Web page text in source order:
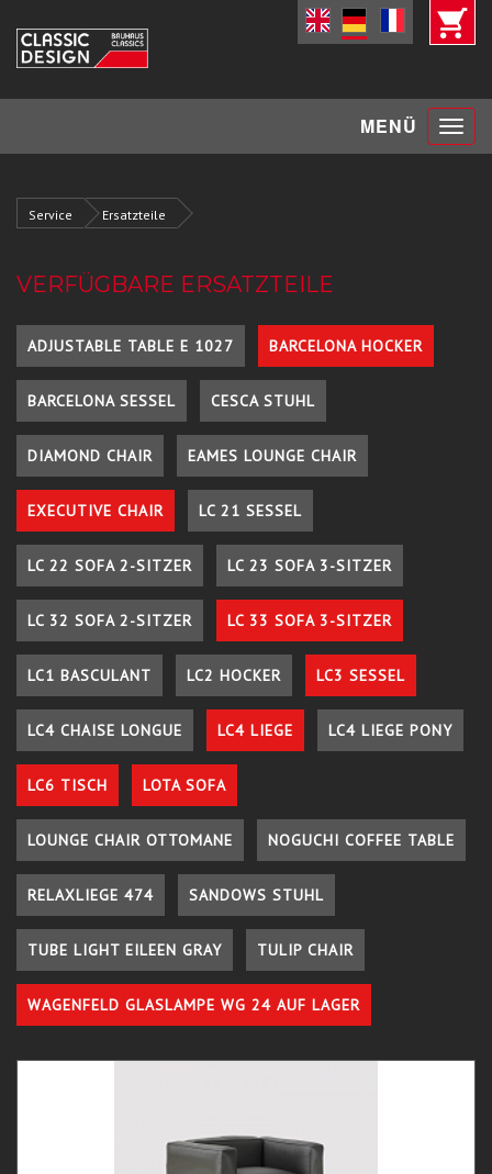
MENÜ Toggle
Service Ersatzteile
VERFÜGBARE ERSATZTEILE
ADJUSTABLE TABLE E 1027 BARCELONA HOCKER
BARCELONA SESSEL CESCA STUHL
DIAMOND CHAIR EAMES LOUNGE CHAIR
EXECUTIVE CHAIR LC 21 SESSEL
LC 22 SOFA 2-SITZER LC 23 SOFA 3-SITZER
LC 32 SOFA 2-SITZER LC 33 SOFA 3-SITZER
LC1 BASCULANT LC2 HOCKER LC3 SESSEL
LC4 CHAISE LONGUE LC4 LIEGE LC4 LIEGE PONY
LC6 TISCH LOTA SOFA
LOUNGE CHAIR OTTOMANE NOGUCHI COFFEE TABLE
RELAXLIEGE 474 SANDOWS STUHL
TUBE LIGHT EILEEN GRAY TULIP CHAIR
WAGENFELD GLASLAMPE WG 24 AUF LAGER